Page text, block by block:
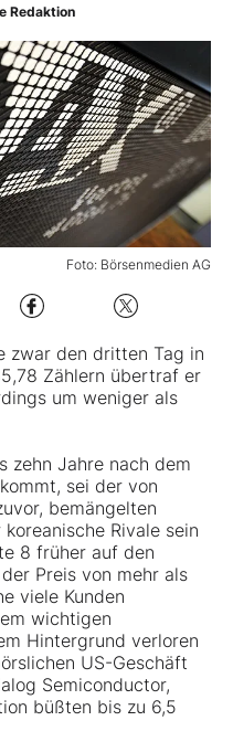
Redaktion
Foto: Börsenmedien AG
zwar den dritten Tag in
Zählern übertraf er
um weniger als
zehn Jahre nach dem
sei der von
bemängelten
Rivale sein
8 früher auf den
Preis von mehr als
viele Kunden
wichtigen
Hintergrund verloren
US-Geschäft
Semiconductor,
büßten bis zu 6,5